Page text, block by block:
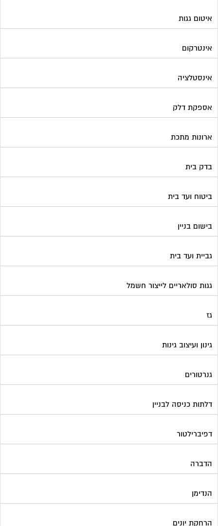
איטום גגות
אינטרקום
אינסטלציה
אספקת דלק
ארונות מתכת
בדק בית
ביטוח ועד בית
בישום בניין
גביית ועד בית
גגות סולאריים לייצור חשמל
גז
גינון ועיצוב גינות
גנרטורים
דלתות כניסה לבניין
דפיברילטור
הדברה
הנדימן
הרחקת יונים